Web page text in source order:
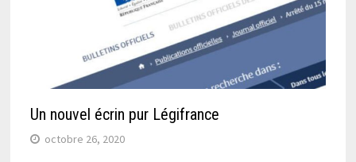
Un nouvel écrin pur Légifrance
octobre 26, 2020